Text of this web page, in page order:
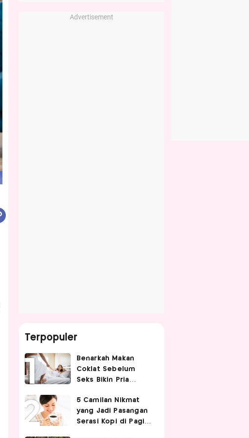
Advertisement
Terpopuler
Benarkah Makan
Coklat Sebelum
Seks Bikin Pria
Cek 5 Faktanya
5 Camilan Nikmat
yang Jadi Pasangan
Serasi Kopi di Pagi